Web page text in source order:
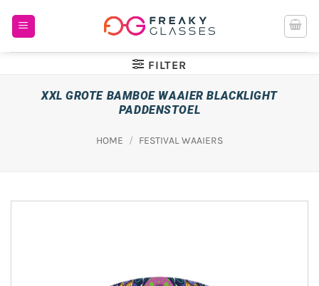
naar
FILTER
XXL GROTE BAMBOE WAAIER BLACKLIGHT
PADDENSTOEL
HOME / FESTIVAL WAAIERS